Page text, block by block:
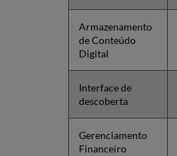
Armazenamento
de Conteúdo
Digital
Interface de
descoberta
Gerenciamento
Financeiro